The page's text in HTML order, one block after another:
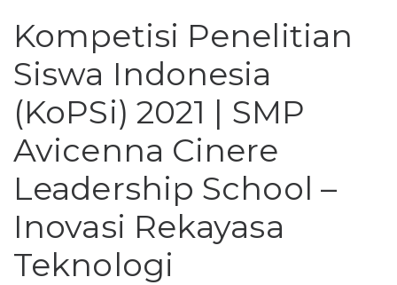
Kompetisi Penelitian
Siswa Indonesia
(KoPSi) 2021 | SMP
Avicenna Cinere
Leadership School –
Inovasi Rekayasa
Teknologi